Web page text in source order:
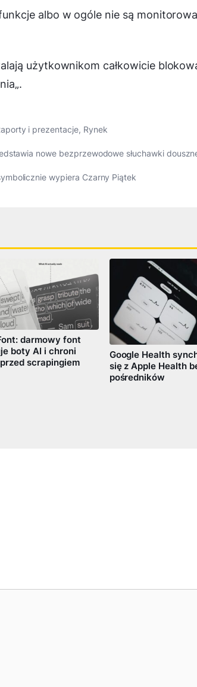
albo w ogóle nie są
użytkownikom całkowicie
„.
i prezentacje, Rynek
nowe bezprzewodowe słuchawki
wypiera Czarny Piątek
darmowy font
boty AI i chroni
scrapingiem
Google Health
się z Apple Health
pośredników